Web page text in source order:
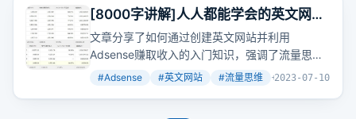
降、甚至被搜索引擎惩罚。对于中小企业来说，
这种代价往往难以承受。
[8000字讲解]人人都能学会的英文网站
Adsense 赚钱入门
文章分享了如何通过创建英文网站并利用
Adsense赚取收入的入门知识，强调了流量思维
的重要性，并详细介绍了创建网站、获取流量、
#Adsense #英文网站 #流量思维 +4
2023-07-10